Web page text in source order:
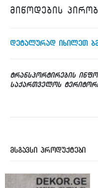
მიწოდების
დეტალურად იხილეთ
ტრანსპორტირების
საქართველოს
ᲛᲡᲒᲐᲕᲡᲘ ᲞᲠᲝᲓᲣᲥᲢᲔᲑᲘ